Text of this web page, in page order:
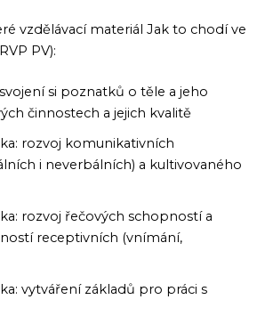
vzdělávací materiál Jak to chodí ve
PV):
si poznatků o těle a jeho
činnostech a jejich kvalitě
rozvoj komunikativních
i neverbálních) a kultivovaného
rozvoj řečových schopností a
receptivních (vnímání,
vytváření základů pro práci s